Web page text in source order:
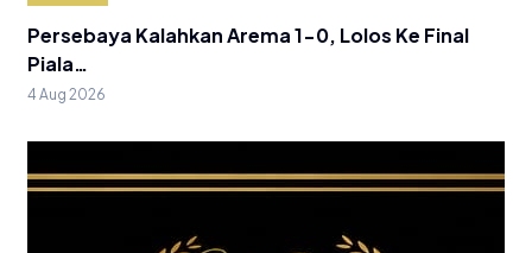
Persebaya Kalahkan Arema 1-0, Lolos Ke Final
Piala…
4 Aug 2026